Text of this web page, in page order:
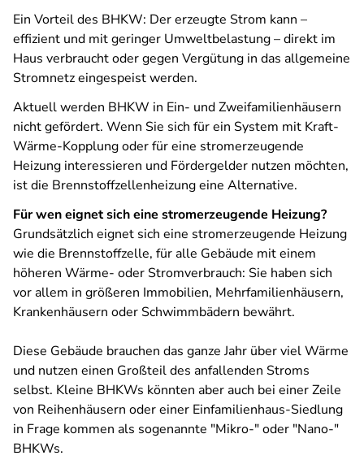
Ein Vorteil des BHKW: Der erzeugte Strom kann –
effizient und mit geringer Umweltbelastung – direkt im
Haus verbraucht oder gegen Vergütung in das allgemeine
Stromnetz eingespeist werden.
Aktuell werden BHKW in Ein- und Zweifamilienhäusern
nicht gefördert. Wenn Sie sich für ein System mit Kraft-
Wärme-Kopplung oder für eine stromerzeugende
Heizung interessieren und Fördergelder nutzen möchten,
ist die Brennstoffzellenheizung eine Alternative.
Für wen eignet sich eine stromerzeugende Heizung?
Grundsätzlich eignet sich eine stromerzeugende Heizung
wie die Brennstoffzelle, für alle Gebäude mit einem
höheren Wärme- oder Stromverbrauch: Sie haben sich
vor allem in größeren Immobilien, Mehrfamilienhäusern,
Krankenhäusern oder Schwimmbädern bewährt.
Diese Gebäude brauchen das ganze Jahr über viel Wärme
und nutzen einen Großteil des anfallenden Stroms
selbst. Kleine BHKWs könnten aber auch bei einer Zeile
von Reihenhäusern oder einer Einfamilienhaus-Siedlung
in Frage kommen als sogenannte "Mikro-" oder "Nano-"
BHKWs.